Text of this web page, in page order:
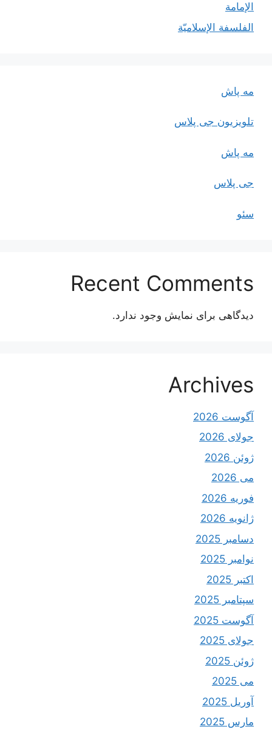
الإمامة
الفلسفة الإسلاميّة
مه پاش
تلویزیون جی پلاس
مه پاش
جی پلاس
سئو
Recent Comments
دیدگاهی برای نمایش وجود ندارد.
Archives
آگوست 2026
جولای 2026
ژوئن 2026
می 2026
فوریه 2026
ژانویه 2026
دسامبر 2025
نوامبر 2025
اکتبر 2025
سپتامبر 2025
آگوست 2025
جولای 2025
ژوئن 2025
می 2025
آوریل 2025
مارس 2025